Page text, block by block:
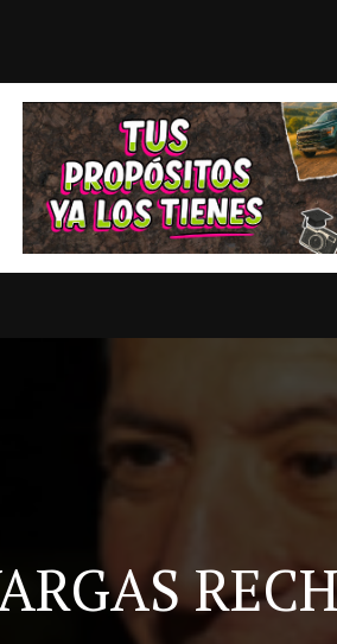
publicado en mi... ¿Cuál es